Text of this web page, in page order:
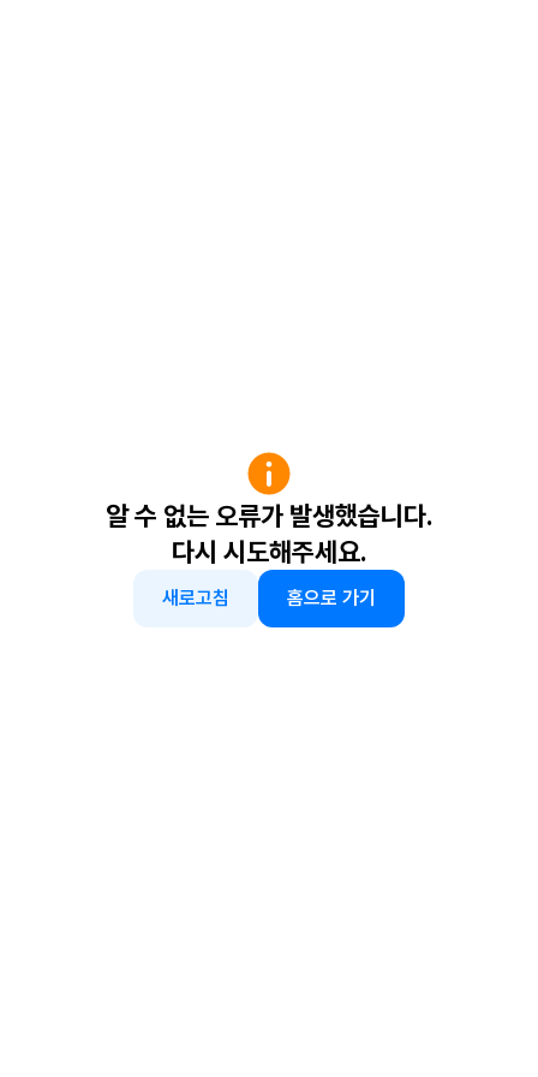
알 수 없는 오류가 발생했습니다.
다시 시도해주세요.
새로고침 홈으로 가기